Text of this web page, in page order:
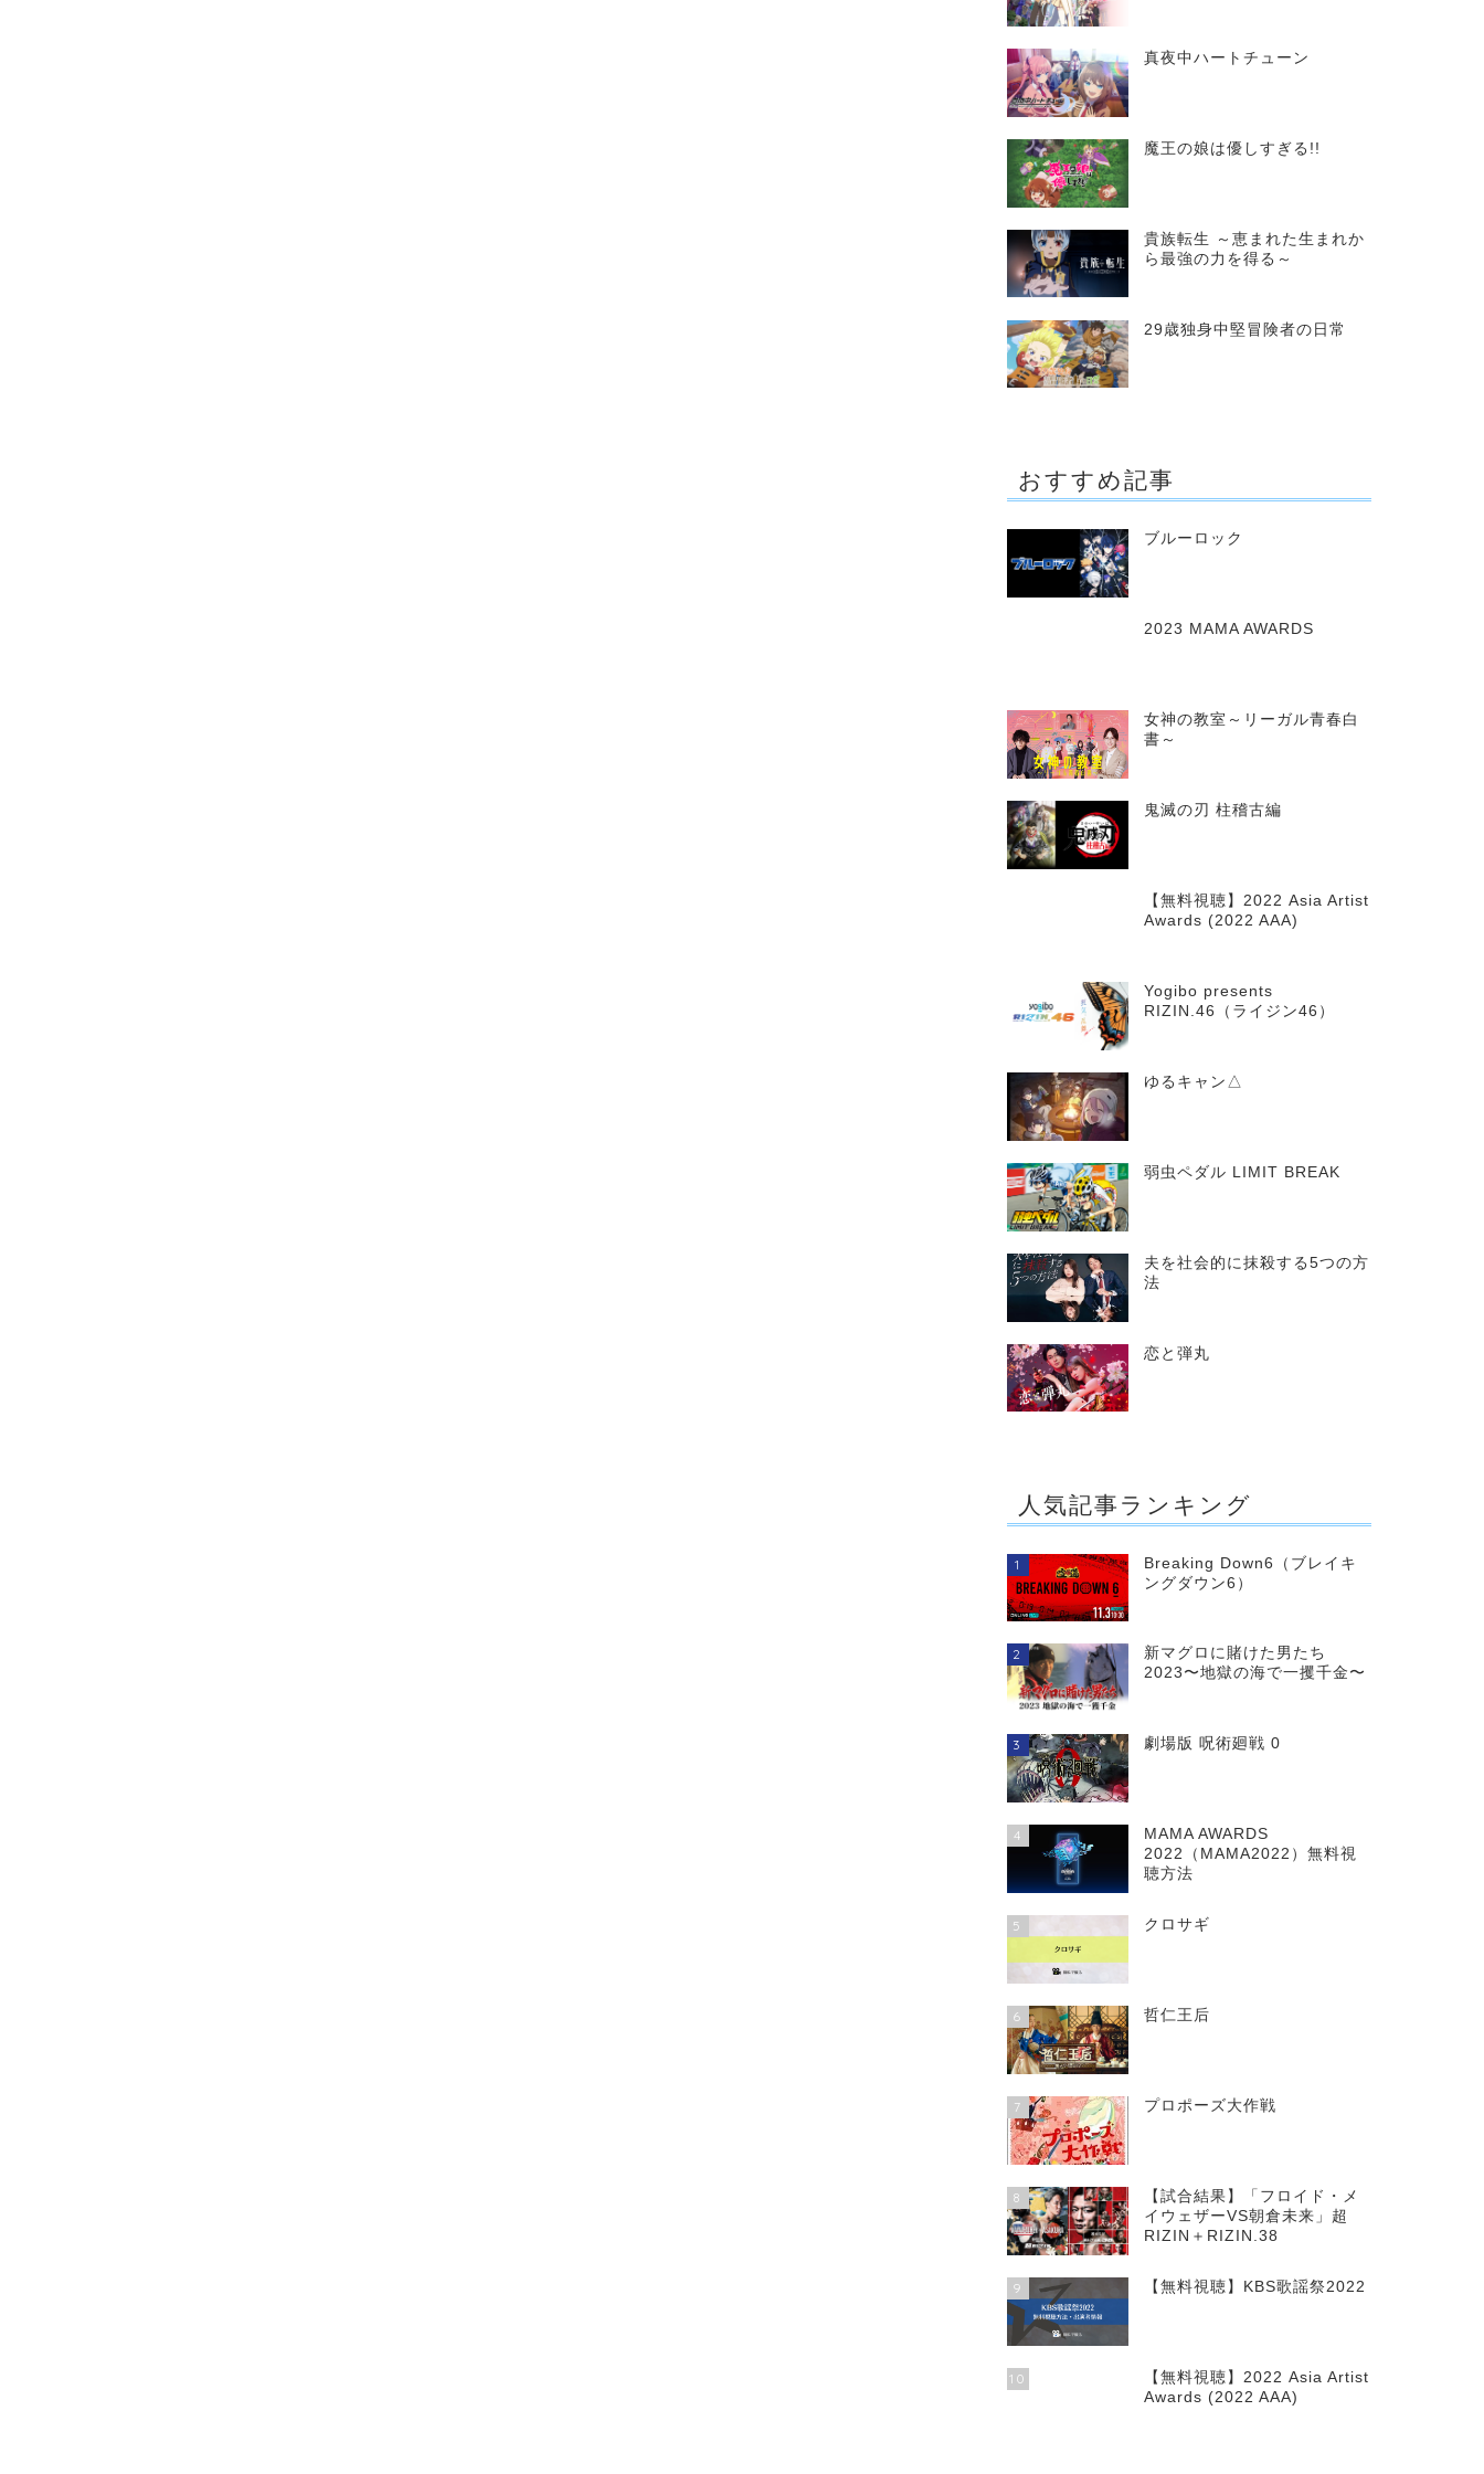
真夜中ハートチューン
魔王の娘は優しすぎる!!
貴族転生 ～恵まれた生まれか
ら最強の力を得る～
29歳独身中堅冒険者の日常
おすすめ記事
ブルーロック
2023 MAMA AWARDS
女神の教室～リーガル青春白
書～
鬼滅の刃 柱稽古編
【無料視聴】2022 Asia Artist
Awards (2022 AAA)
Yogibo presents
RIZIN.46（ライジン46）
ゆるキャン△
弱虫ペダル LIMIT BREAK
夫を社会的に抹殺する5つの方
法
恋と弾丸
人気記事ランキング
1
Breaking Down6（ブレイキ
ングダウン6）
2
新マグロに賭けた男たち
2023〜地獄の海で一攫千金〜
3 劇場版 呪術廻戦 0
4
MAMA AWARDS
2022（MAMA2022）無料視
聴方法
5 クロサギ
6 哲仁王后
7 プロポーズ大作戦
8
【試合結果】「フロイド・メ
イウェザーVS朝倉未来」超
RIZIN＋RIZIN.38
9 【無料視聴】KBS歌謡祭2022
10
【無料視聴】2022 Asia Artist
Awards (2022 AAA)